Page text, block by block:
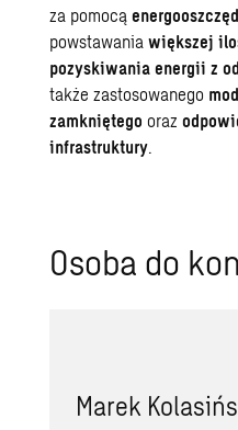
za pomocą
powstawaniawiększej
pozyskiwania energii z
także zastosowanego
zamkniętego oraz
infrastruktury.
Osoba do
Marek